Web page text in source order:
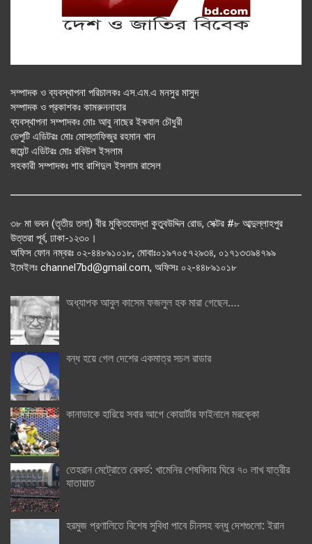
সম্পাদক ও ব্যবস্থাপনা পরিচালকঃ এস.এম.এ মনসুর মাসুদ
সম্পাদক ও প্রকাশকঃ কামরুননাহার
ব্যবস্থাপনা সম্পাদকঃ মোঃ আবু নাছের ইকবাল চৌধুরী
ডেপুটি এডিটরঃ মোঃ মোস্তাফিজুর রহমান খান
জয়েন্ট এডিটরঃ মোঃ রবিউল ইসলাম
সহকারী সম্পাদকঃ শাহ রাশিদুল ইসলাম রাসেল
৩৮ মা ভবন (তৃতীয় তলা) বীর মুক্তিযোদ্ধা কুতুবউদ্দিন রোড, সেক্টর #৮ আব্দুল্লাহপুর
উত্তরা পূর্ব, ঢাকা-১২৩০।
অফিস ফোন নম্বরঃ ০২-৪৪৮৯১০১৮, মোবাঃ০১৯৭০৫৭২৯৩৪, ০১৭১৩৩৯৪৭৯৯
ইমেইলঃ channel7bd@gmail.com, অফিসঃ ০২-৪৪৮৯১০১৮
অধ্যাপক আবুল কাসেম ফজলুল হক মারা গেছেন….
বন্ধ হয়ে গেল দেশের একমাত্র সচল রাডার
কানাডাকে হারিয়ে সবার আগে কোয়ার্টার ফাইনালে মরক্কো
তেহরান মেট্রোতে রেকর্ড: খামেনির শেষবিদায় ঘিরে ৭০ লাখ যাত্রীর
যাতায়াত
হরমুজ প্রণালিতে বিশেষ সুবিধা পাবে চীনসহ বন্ধু দেশগুলো: ইরান